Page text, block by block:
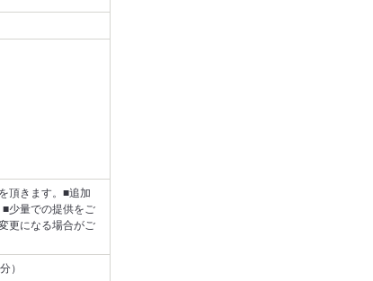
頂きます。■追加
少量での提供をご
更になる場合がご
）